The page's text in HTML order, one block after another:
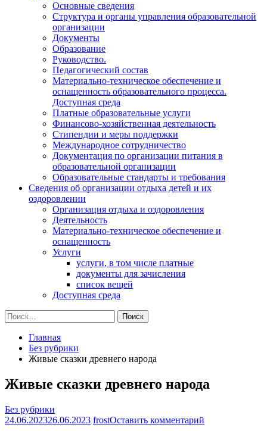
Основные сведения
Структура и органы управления образовательной
организации
Документы
Образование
Руководство.
Педагогический состав
Материально-техническое обеспечение и
оснащенность образовательного процесса.
Доступная среда
Платные образовательные услуги
Финансово-хозяйственная деятельность
Стипендии и меры поддержки
Международное сотрудничество
Документация по организации питания в
образовательной организации
Образовательные стандарты и требования
Сведения об организации отдыха детей и их
оздоровлении
Организация отдыха и оздоровления
Деятельность
Материально-техническое обеспечение и
оснащенность
Услуги
услуги, в том числе платные
документы для зачисления
список вещей
Доступная среда
Найти:
Главная
Без рубрики
Живые сказки древнего народа
Живые сказки древнего народа
Без рубрики
24.06.202326.06.2023 frostОставить комментарий